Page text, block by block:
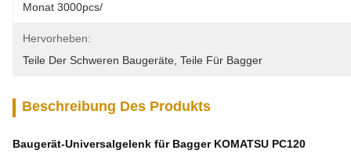
Monat 3000pcs/
Hervorheben:
Teile Der Schweren Baugeräte Teile Für Bagger
Beschreibung Des Produkts
Baugerät-Universalgelenk für Bagger KOMATSU PC120